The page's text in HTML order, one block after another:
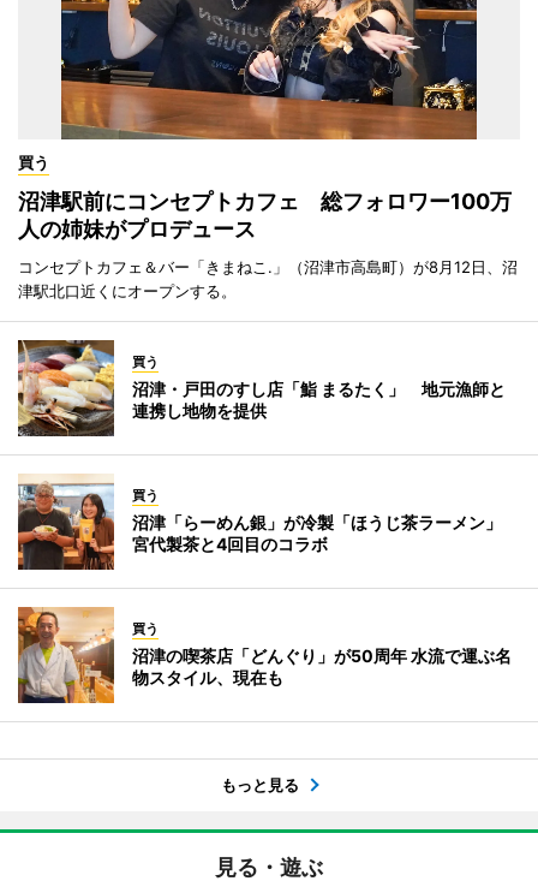
買う
沼津駅前にコンセプトカフェ 総フォロワー100万
人の姉妹がプロデュース
コンセプトカフェ＆バー「きまねこ.」（沼津市高島町）が8月12日、沼
津駅北口近くにオープンする。
買う
沼津・戸田のすし店「鮨 まるたく」 地元漁師と
連携し地物を提供
買う
沼津「らーめん銀」が冷製「ほうじ茶ラーメン」
宮代製茶と4回目のコラボ
買う
沼津の喫茶店「どんぐり」が50周年 水流で運ぶ名
物スタイル、現在も
もっと見る
見る・遊ぶ